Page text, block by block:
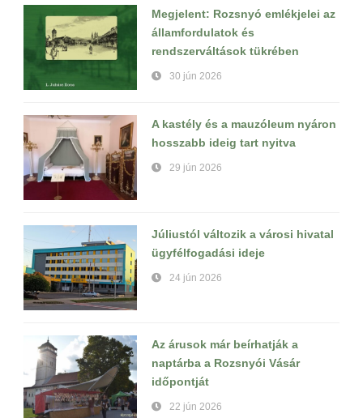
Megjelent: Rozsnyó emlékjelei az
államfordulatok és
rendszerváltások tükrében
30 jún 2026
A kastély és a mauzóleum nyáron
hosszabb ideig tart nyitva
29 jún 2026
Júliustól változik a városi hivatal
ügyfélfogadási ideje
24 jún 2026
Az árusok már beírhatják a
naptárba a Rozsnyói Vásár
időpontját
22 jún 2026